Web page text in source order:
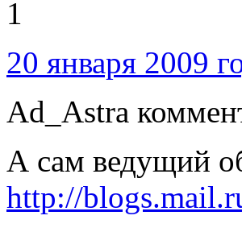
1
20 января 2009
Ad_Astra
А сам ведущий
http://